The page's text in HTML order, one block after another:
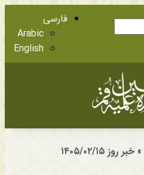
فارسی
Arabic
English
» خبر روز ۱۴۰۵/۰۲/۱۵